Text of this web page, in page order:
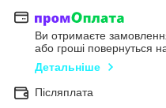
Ви отримаєте
або гроші повернуться
Детальніше
Післяплата